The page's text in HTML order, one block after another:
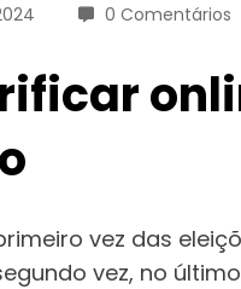
0 Comentários
vez das
vez, no